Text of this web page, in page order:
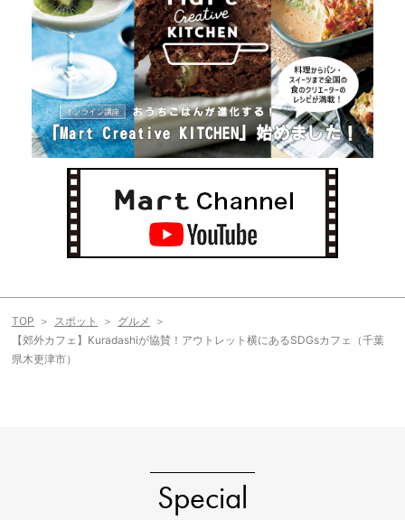
TOP スポット
グルメ
【郊外カフェ】Kuradashiが協賛！アウトレット横にあるSDGsカフェ（千葉
県木更津市）
Special